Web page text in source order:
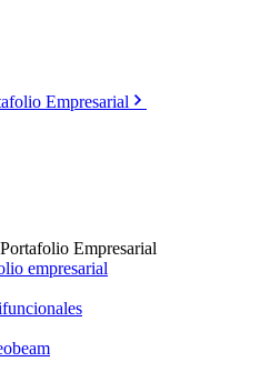
Empresarial
Portafolio Empresarial
empresarial